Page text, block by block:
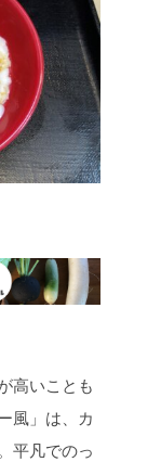
高いことも
風」は、カ
平凡でのっ